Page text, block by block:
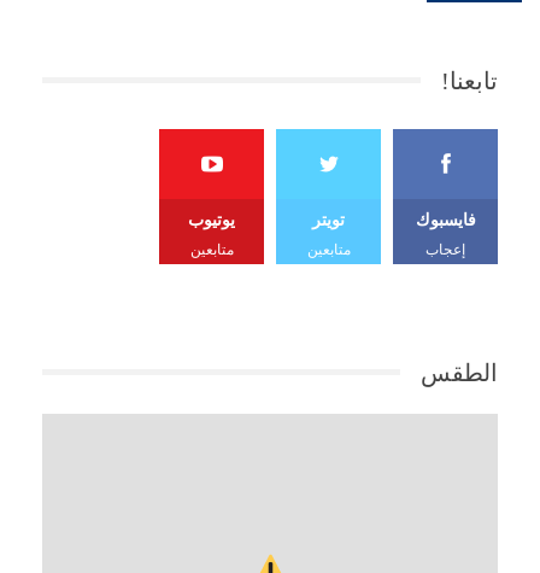
تابعنا!
فايسبوك
إعجاب
تويتر
متابعين
يوتيوب
متابعين
الطقس